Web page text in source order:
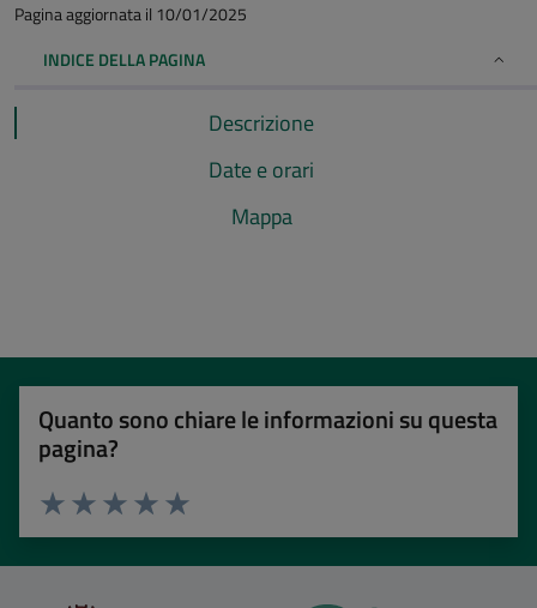
INDICE DELLA PAGINA
Descrizione
Date e orari
Mappa
Pagina aggiornata il 10/01/2025
Quanto sono chiare le informazioni su questa
pagina?
Valuta 5 stelle su 5
Valuta 4 stelle su 5
Valuta 3 stelle su 5
Valuta 2 stelle su 5
Valuta 1 stelle su 5